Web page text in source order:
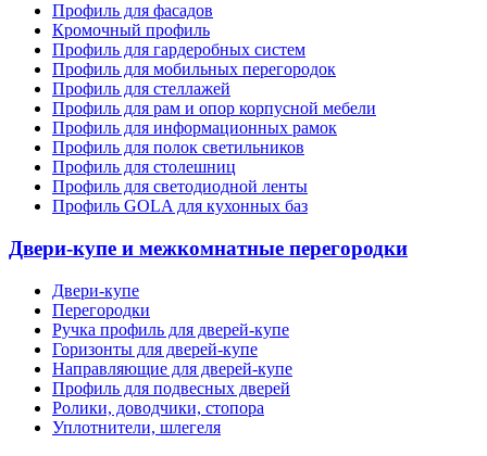
Профиль для фасадов
Кромочный профиль
Профиль для гардеробных систем
Профиль для мобильных перегородок
Профиль для стеллажей
Профиль для рам и опор корпусной мебели
Профиль для информационных рамок
Профиль для полок светильников
Профиль для столешниц
Профиль для светодиодной ленты
Профиль GOLA для кухонных баз
Двери-купе и межкомнатные перегородки
Двери-купе
Перегородки
Ручка профиль для дверей-купе
Горизонты для дверей-купе
Направляющие для дверей-купе
Профиль для подвесных дверей
Ролики, доводчики, стопора
Уплотнители, шлегеля